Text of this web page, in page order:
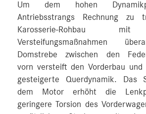
Um dem hohen
Antriebsstrangs Rechnung zu
Karosserie-Rohbau mit
Versteifungsmaßnahmen
Domstrebe zwischen den
vorn versteift den Vorderbau und
gesteigerte Querdynamik. Das
dem Motor erhöht die
geringere Torsion des